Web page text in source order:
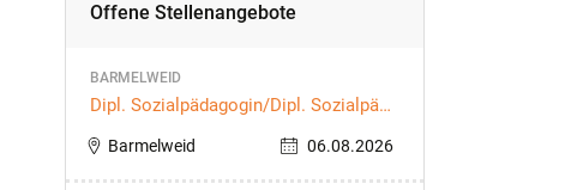
Offene Stellenangebote
BARMELWEID
Dipl. Sozialpädagogin/​Dipl. Sozialpäda
goge HF (a)
Barmelweid 06.08.2026